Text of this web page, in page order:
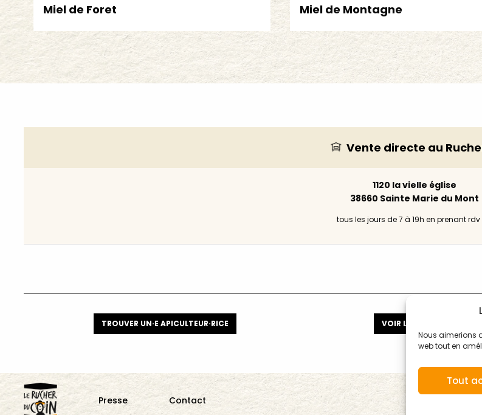
Nous aimerions
web tout en
Tout
Miel de Foret Miel de Montagne
Vente directe au
1120 la vielle église
38660 Sainte Marie du Mont
tous les jours de 7 à 19h en prenant rdv
TROUVER UN·E APICULTEUR·RICE VOIR LE BLOG
Presse Contact